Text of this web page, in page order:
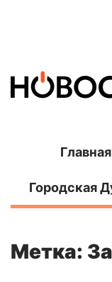
Главная
Городская
Метка: